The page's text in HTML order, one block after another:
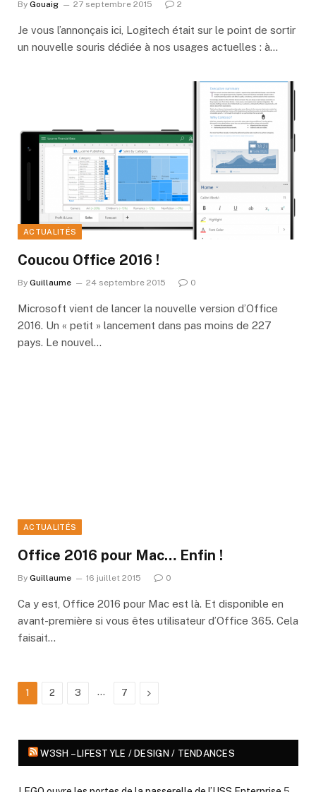
By Gouaig 27 septembre 2015 2
Je vous l’annonçais ici, Logitech était sur le point de sortir
un nouvelle souris dédiée à nos usages actuelles : à…
ACTUALITÉS
Coucou Office 2016 !
By Guillaume 24 septembre 2015 0
Microsoft vient de lancer la nouvelle version d’Office
2016. Un « petit » lancement dans pas moins de 227
pays. Le nouvel…
ACTUALITÉS
Office 2016 pour Mac… Enfin !
By Guillaume 16 juillet 2015 0
Ca y est, Office 2016 pour Mac est là. Et disponible en
avant-première si vous êtes utilisateur d’Office 365. Cela
faisait…
1 2 3 … 7 Next
W3SH – LIFESTYLE / DESIGN / TENDANCES